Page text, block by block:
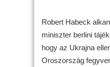
Robert Habeck
miniszter berlini
hogy az Ukrajna
Oroszország